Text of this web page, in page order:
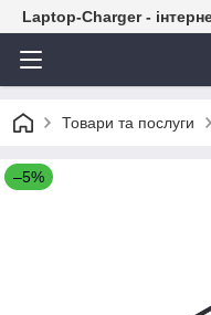
Laptop-Charger -
Товари та послуги
–5%